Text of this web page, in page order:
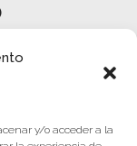
y/o acceder a la